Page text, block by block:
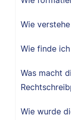
Wie
Wie finde
Was macht
Wie wurde